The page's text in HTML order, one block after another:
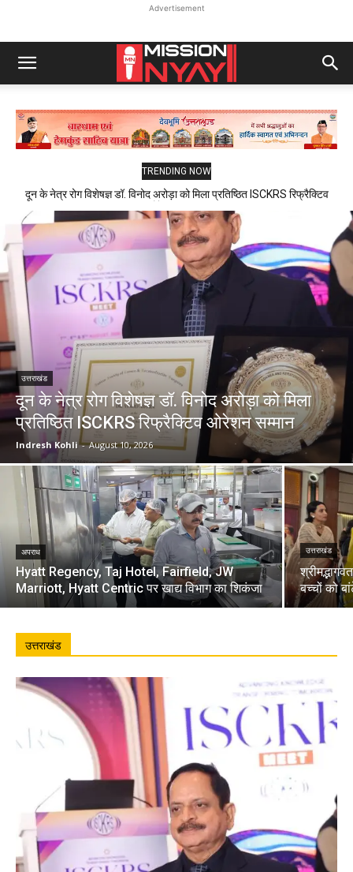
Advertisement
TRENDING NOW
दून के नेत्र रोग विशेषज्ञ डॉ. विनोद अरोड़ा को मिला प्रतिष्ठित ISCKRS रिफ्रैक्टिव
उत्तराखंड
दून के नेत्र रोग विशेषज्ञ डॉ. विनोद अरोड़ा को मिला
प्रतिष्ठित ISCKRS रिफ्रैक्टिव ओरेशन सम्मान
Indresh Kohli - August 10, 2026
अपराध
Hyatt Regency, Taj Hotel, Fairfield, JW
Marriott, Hyatt Centric पर खाद्य विभाग का शिकंजा
उत्तराखंड
बच्चों को
उत्तराखंड